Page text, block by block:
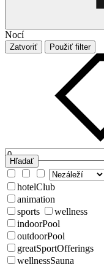
Nocí
Zatvoriť Použiť filter
Hľadať
hotelClub
animation
sports
wellness
indoorPool
outdoorPool
greatSportOfferings
wellnessSauna